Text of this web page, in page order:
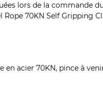
lors de la commande
acier 70KN, pince à